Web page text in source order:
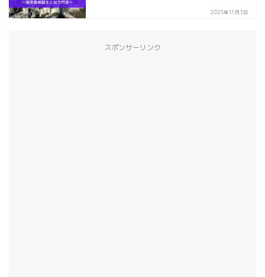
2025年11月3日
スポンサーリンク